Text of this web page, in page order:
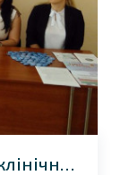
КНП "Запорізька обласна клінічна лікарня» Запорізької обласної ради"